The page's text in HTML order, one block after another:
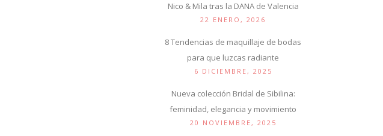
Nico & Mila tras la DANA de Valencia
22 ENERO, 2026
8 Tendencias de maquillaje de bodas
para que luzcas radiante
6 DICIEMBRE, 2025
Nueva colección Bridal de Sibilina:
feminidad, elegancia y movimiento
20 NOVIEMBRE, 2025